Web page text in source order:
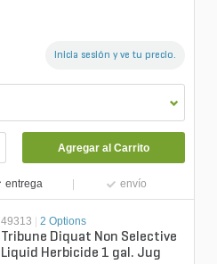
Inicia sesión y ve tu precio.
Agregar al Carrito
entrega envío
49313 | 2 Options
Tribune Diquat Non Selective
Liquid Herbicide 1 gal. Jug